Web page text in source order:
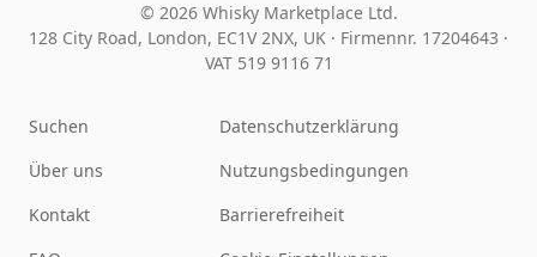
© 2026 Whisky Marketplace Ltd.
128 City Road, London, EC1V 2NX, UK · Firmennr. 17204643 ·
VAT 519 9116 71
Suchen
Über uns
Kontakt
Datenschutzerklärung
Nutzungsbedingungen
Barrierefreiheit